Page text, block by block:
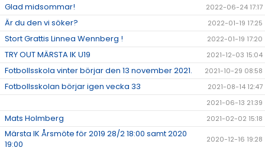
Glad midsommar! 2022-06-24 17:17
Är du den vi söker? 2022-01-19 17:25
Stort Grattis Linnea Wennberg ! 2022-01-19 17:20
TRY OUT MÄRSTA IK U19 2021-12-03 15:04
Fotbollsskola vinter börjar den 13 november 2021. 2021-10-29 08:58
Fotbollsskolan börjar igen vecka 33
2021-08-14 12:47
2021-06-13 21:39
Mats Holmberg 2021-02-02 15:18
Märsta IK Årsmöte för 2019 28/2 18:00 samt 2020
19:00
2020-12-16 19:28